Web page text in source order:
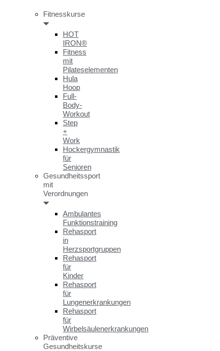
Fitnesskurse
HOT
IRON®
Fitness
mit
Pilateselementen
Hula
Hoop
Full-
Body-
Workout
Step
+
Work
Hockergymnastik
für
Senioren
Gesundheitssport
mit
Verordnungen
Ambulantes
Funktionstraining
Rehasport
in
Herzsportgruppen
Rehasport
für
Kinder
Rehasport
für
Lungenerkrankungen
Rehasport
für
Wirbelsäulenerkrankungen
Präventive
Gesundheitskurse